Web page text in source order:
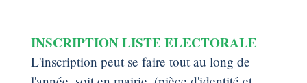
INSCRIPTION LISTE ELECTORALE
L'inscription peut se faire tout au long de